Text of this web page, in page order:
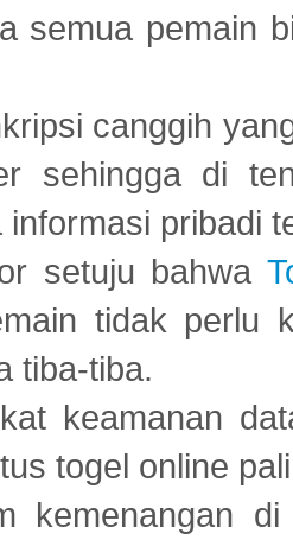
semua pemain
canggih
sehingga di
pribadi
setuju bahwa
tidak perlu
tiba-tiba.
keamanan
togel online
kemenangan